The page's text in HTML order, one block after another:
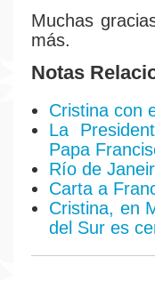
Muchas
más.
Notas
Cristina con
La
Papa
Río de
Carta a
Cristina, en
del Sur es